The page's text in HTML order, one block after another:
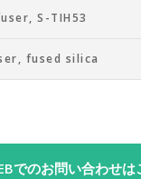
S-TIH53
fused silica
でのお問い合わせは